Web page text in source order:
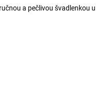
a pečlivou švadlenkou